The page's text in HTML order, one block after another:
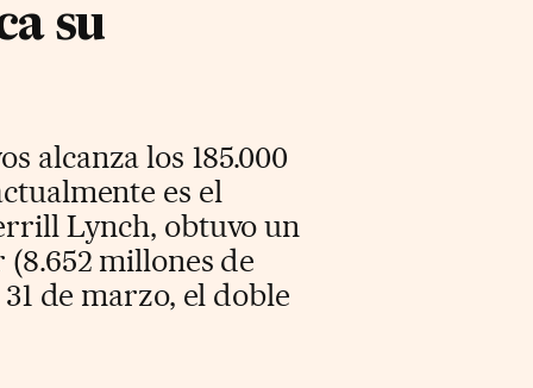
su
alcanza los 185.000
es el
Lynch, obtuvo un
millones de
de marzo, el doble